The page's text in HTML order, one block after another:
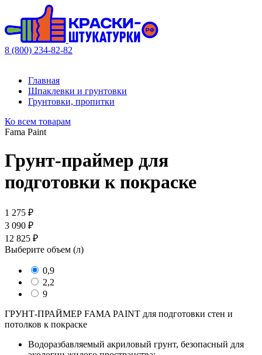
8 (800) 234-82-82
Главная
Шпаклевки и грунтовки
Грунтовки, пропитки
Ко всем товарам
Fama Paint
Грунт-праймер для
подготовки к покраске
1 275 ₽
3 090 ₽
12 825 ₽
Выберите объем (л)
0,9
2,2
9
ГРУНТ-ПРАЙМЕР FAMA PAINT для подготовки стен и
потолков к покраске
Водоразбавляемый акриловый грунт, безопасный для